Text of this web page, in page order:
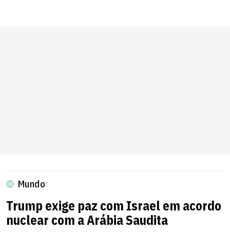
Mundo
Trump exige paz com Israel em acordo
nuclear com a Arábia Saudita